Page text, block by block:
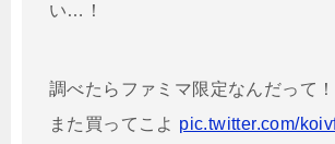
い…！
調べたらファミマ限定なんだって！
また買ってこよ pic.twitter.com/